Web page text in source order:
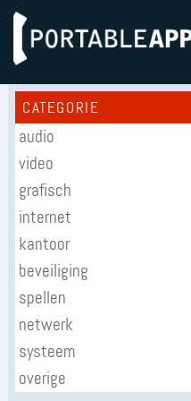
CATEGORIE
audio
video
grafisch
internet
kantoor
beveiliging
spellen
netwerk
systeem
overige